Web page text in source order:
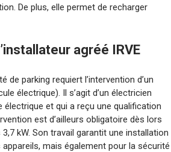
De plus, elle permet de recharger
agréé IRVE
de parking requiert l’intervention d’un
électrique). Il s’agit d’un électricien
et qui a reçu une qualification
est d’ailleurs obligatoire dès lors
kW. Son travail garantit une installation
mais également pour la sécurité